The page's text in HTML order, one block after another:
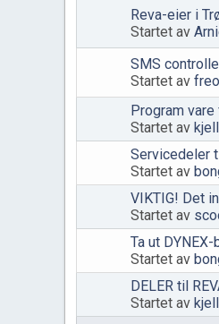
Reva-eier i
Startet av
SMS
Startet av
Program vare
Startet av
Servicedeler
Startet av
VIKTIG! Det
Startet av
Ta ut
Startet av
DELER til
Startet av